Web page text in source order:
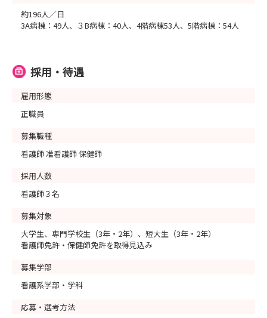
約196人／日
3A病棟：49人、３B病棟：40人、4階病棟53人、5階病棟：54人
採用・待遇
雇用形態
正職員
募集職種
看護師 准看護師 保健師
採用人数
看護師３名
募集対象
大学生、専門学校生（3年・2年）、短大生（3年・2年）
看護師免許・保健師免許を取得見込み
募集学部
看護系学部・学科
応募・選考方法